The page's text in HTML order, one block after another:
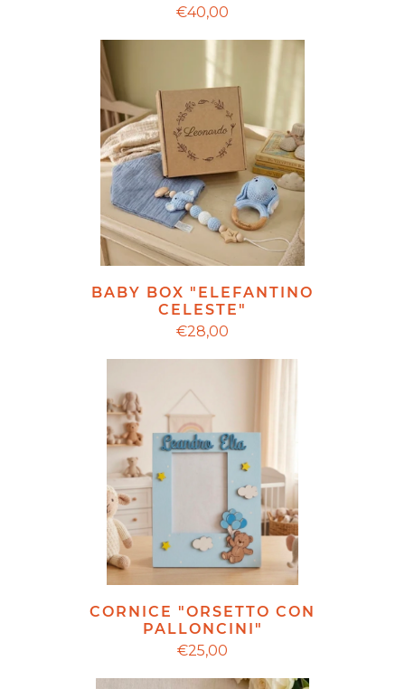
€40,00
BABY BOX "ELEFANTINO
CELESTE"
€28,00
CORNICE "ORSETTO CON
PALLONCINI"
€25,00